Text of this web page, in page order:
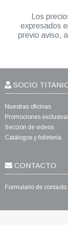
Los
expresados
previo aviso,
SOCIO
Nuestras oficinas
Promociones
Sección de videos
Catálogos y folletería
CONTACTO
Formulario de contacto